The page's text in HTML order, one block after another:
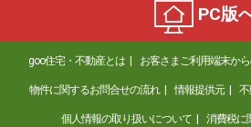
3.90万円
住 所
大分県大分市
専有面積 40.04m²
間取り
2DK
大分県杵築市大字南杵築
PC版
goo住宅・不動産とは お客さまご利用端末か
物件に関するお問合せの流れ 情報提供元
個人情報の取り扱いについて 消費税に